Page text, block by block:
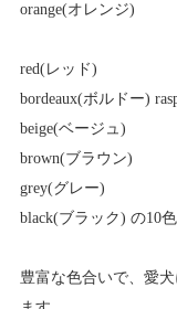
orange(オレンジ)
red(レッド)
bordeaux(ボルドー)
beige(ベージュ)
brown(ブラウン)
grey(グレー)
black(ブラック) の10色
豊富な色合いで、愛